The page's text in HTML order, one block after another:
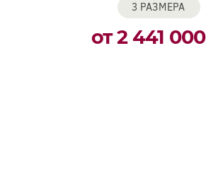
3 РАЗМЕРА
от 2 441 000